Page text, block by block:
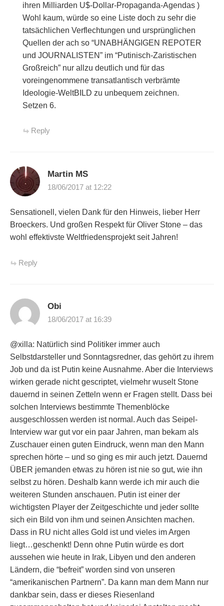
ihren Milliarden U$-Dollar-Propaganda-Agendas )
Wohl kaum, würde so eine Liste doch zu sehr die
tatsächlichen Verflechtungen und ursprünglichen
Quellen der ach so “UNABHÄNGIGEN REPOTER
und JOURNALISTEN” im “Putinisch-Zaristischen
Großreich” nur allzu deutlich und für das
voreingenommene transatlantisch verbrämte
Ideologie-WeltBILD zu unbequem zeichnen.
Setzen 6.
Reply
Martin MS
18/06/2017 at 12:22
Sensationell, vielen Dank für den Hinweis, lieber Herr
Broeckers. Und großen Respekt für Oliver Stone – das
wohl effektivste Weltfriedensprojekt seit Jahren!
Reply
Obi
18/06/2017 at 16:39
@xilla: Natürlich sind Politiker immer auch
Selbstdarsteller und Sonntagsredner, das gehört zu ihrem
Job und da ist Putin keine Ausnahme. Aber die Interviews
wirken gerade nicht gescriptet, vielmehr wuselt Stone
dauernd in seinen Zetteln wenn er Fragen stellt. Dass bei
solchen Interviews bestimmte Themenblöcke
ausgeschlossen werden ist normal. Auch das Seipel-
Interview war gut vor ein paar Jahren, man bekam als
Zuschauer einen guten Eindruck, wenn man den Mann
sprechen hörte – und so ging es mir auch jetzt. Dauernd
ÜBER jemanden etwas zu hören ist nie so gut, wie ihn
selbst zu hören. Deshalb kann werde ich mir auch die
weiteren Stunden anschauen. Putin ist einer der
wichtigsten Player der Zeitgeschichte und jeder sollte
sich ein Bild von ihm und seinen Ansichten machen.
Dass in RU nicht alles Gold ist und vieles im Argen
liegt…geschenkt! Denn ohne Putin würde es dort
aussehen wie heute in Irak, Libyen und den anderen
Ländern, die “befreit” worden sind von unseren
“amerikanischen Partnern”. Da kann man dem Mann nur
dankbar sein, dass er dieses Riesenland